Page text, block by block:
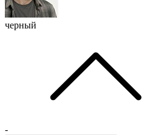
черный
-